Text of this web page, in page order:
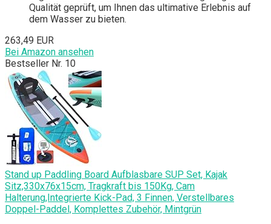
Qualität geprüft, um Ihnen das ultimative Erlebnis auf
dem Wasser zu bieten.
263,49 EUR
Bei Amazon ansehen
Bestseller Nr. 10
Stand up Paddling Board Aufblasbare SUP Set, Kajak
Sitz,330x76x15cm, Tragkraft bis 150Kg, Cam
Halterung,Integrierte Kick-Pad, 3 Finnen, Verstellbares
Doppel-Paddel, Komplettes Zubehör, Mintgrün